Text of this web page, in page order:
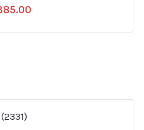
2331
produkter